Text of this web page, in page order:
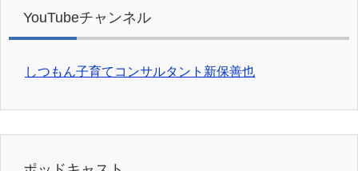
YouTubeチャンネル
しつもん子育てコンサルタント新保善也